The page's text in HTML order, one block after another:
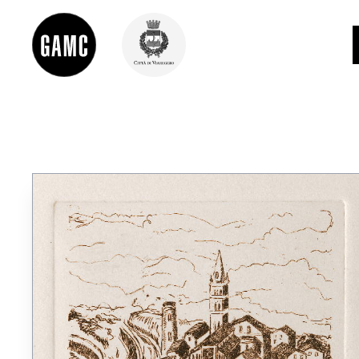
SHOP
LE COLLEZIONI
GLI AUTORI
LORENZO VIANI
MOSTRE
EVENTI
PALAZZO DELLE MUSE